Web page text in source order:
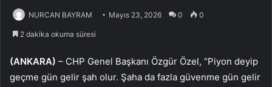
NURCAN BAYRAM Mayıs 23, 2026 0 0
2 dakika okuma süresi
(ANKARA) – CHP Genel Başkanı Özgür Özel, “Piyon deyip
geçme gün gelir şah olur. Şaha da fazla güvenme gün gelir